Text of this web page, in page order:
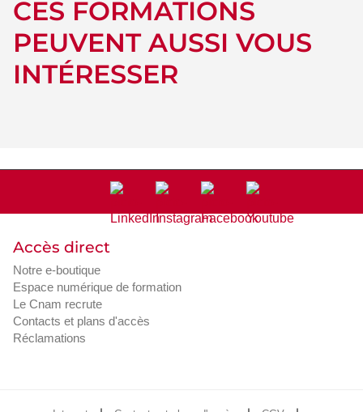
CES FORMATIONS
PEUVENT AUSSI VOUS
INTÉRESSER
Accès direct
Notre e-boutique
Espace numérique de formation
Le Cnam recrute
Contacts et plans d'accès
Réclamations